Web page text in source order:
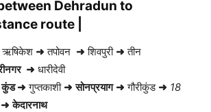
Dehradun to
route |
ऋषिकेश ➜ तपोवन ➜ शिवपुरी ➜ तीन
➜ धारीदेवी
कुंड ➜ गुप्तकाशी ➜ सोनप्रयाग ➜ गौरीकुंड ➜ 18
➜ केदारनाथ